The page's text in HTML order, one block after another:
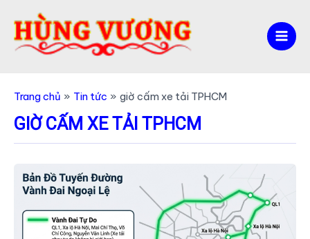
Main
Trang chủ Tin tức giờ cấm xe tải TPHCM
GIỜ CẤM XE TẢI TPHCM